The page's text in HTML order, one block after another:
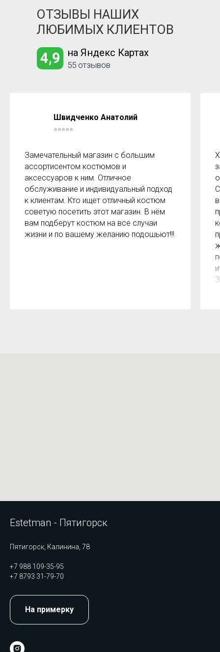
55 отзывов
на Яндекс Картах
4,9
ОТЗЫВЫ НАШИХ
ЛЮБИМЫХ КЛИЕНТОВ
Швидченко Анатолий
⭐⭐⭐⭐⭐
Замечательный магазин с большим
ассортисентом костюмов и
аксессуаров к ним. Отличное
обслуживание и индивидуальный подход
к клиентам. Кто ищет отличный костюм
советую посетить этот магазин. В нём
вам подберут костюм на все случаи
жизни и по вашему желанию подошьют!!!
Estetman - Пятигорск
Пятигорск, Калинина, 78
+7 988 109-35-95
+7 8793 31-79-70
На примерку